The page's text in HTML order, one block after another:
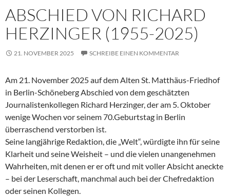
ABSCHIED VON RICHARD
HERZINGER (1955-2025)
21. NOVEMBER 2025 SCHREIBE EINEN KOMMENTAR
Am 21. November 2025 auf dem Alten St. Matthäus-Friedhof
in Berlin-Schöneberg Abschied von dem geschätzten
Journalistenkollegen Richard Herzinger, der am 5. Oktober
wenige Wochen vor seinem 70.Geburtstag in Berlin
überraschend verstorben ist.
Seine langjährige Redaktion, die „Welt“, würdigte ihn für seine
Klarheit und seine Weisheit – und die vielen unangenehmen
Wahrheiten, mit denen er er oft und mit voller Absicht aneckte
– bei der Leserschaft, manchmal auch bei der Chefredaktion
oder seinen Kollegen.